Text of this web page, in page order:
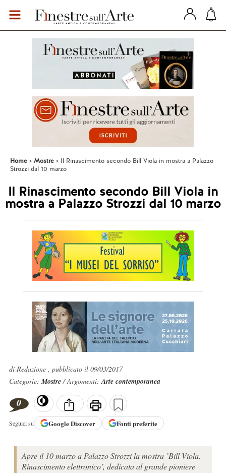
Home Mostre
Il Rinascimento secondo Bill Viola in mostra a Palazzo
Strozzi dal 10 marzo
Il Rinascimento secondo Bill Viola in
mostra a Palazzo Strozzi dal 10 marzo
di Redazione , pubblicato il 09/03/2017
Categorie:Mostre/ Argomenti:Arte contemporanea
0
Seguici su GoogleDiscover Fonti preferite
Apre il 10 marzo a Palazzo Strozzi la mostra ’Bill Viola.
Rinascimento elettronico’, dedicata al grande pioniere